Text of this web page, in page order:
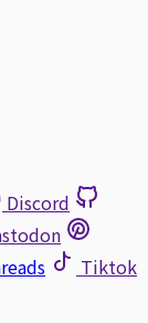
Discord
Tiktok